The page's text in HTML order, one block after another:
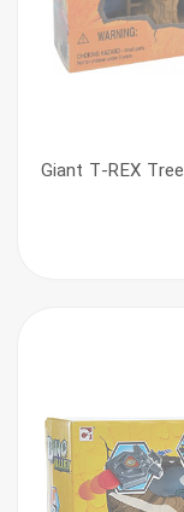
ست بازی حمله دایناسور Dino Valley مدل Giant T-REX Tree